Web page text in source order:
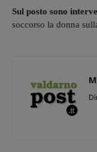
Sul posto sono
soccorso la donna